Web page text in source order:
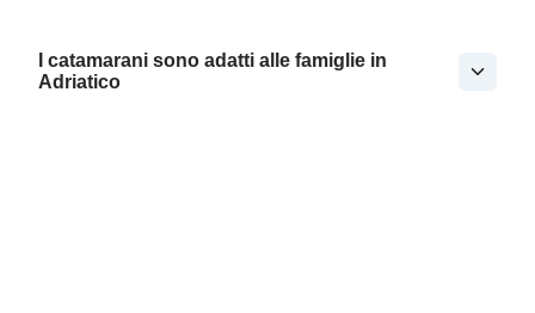
I catamarani sono adatti alle famiglie in
Adriatico